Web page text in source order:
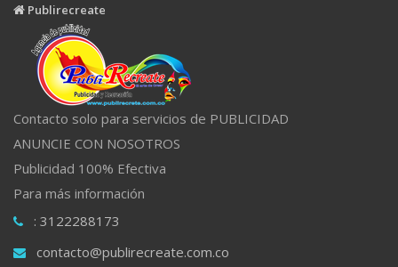
Publirecreate
Contacto solo para servicios de PUBLICIDAD
ANUNCIE CON NOSOTROS
Publicidad 100% Efectiva
Para más información
: 3122288173
contacto@publirecreate.com.co